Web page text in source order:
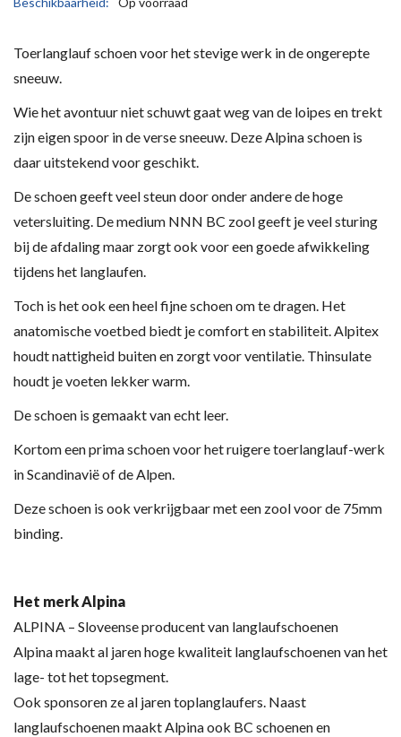
Toerlanglauf schoen voor het stevige werk in de ongerepte
sneeuw.
Wie het avontuur niet schuwt gaat weg van de loipes en trekt
zijn eigen spoor in de verse sneeuw. Deze Alpina schoen is
daar uitstekend voor geschikt.
De schoen geeft veel steun door onder andere de hoge
vetersluiting. De medium NNN BC zool geeft je veel sturing
bij de afdaling maar zorgt ook voor een goede afwikkeling
tijdens het langlaufen.
Toch is het ook een heel fijne schoen om te dragen. Het
anatomische voetbed biedt je comfort en stabiliteit. Alpitex
houdt nattigheid buiten en zorgt voor ventilatie. Thinsulate
houdt je voeten lekker warm.
De schoen is gemaakt van echt leer.
Kortom een prima schoen voor het ruigere toerlanglauf-werk
in Scandinavië of de Alpen.
Deze schoen is ook verkrijgbaar met een zool voor de 75mm
binding.
Het merk Alpina
ALPINA – Sloveense producent van langlaufschoenen
Alpina maakt al jaren hoge kwaliteit langlaufschoenen van het
lage- tot het topsegment.
Ook sponsoren ze al jaren toplanglaufers. Naast
langlaufschoenen maakt Alpina ook BC schoenen en